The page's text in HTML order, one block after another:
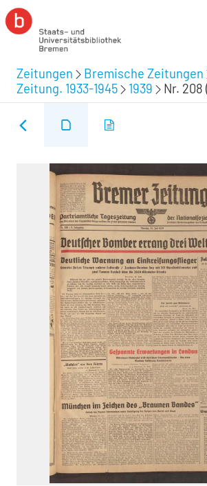
Zeitungen Bremische Zeitungen
Zeitung. 1933-1945
1939 Nr. 208